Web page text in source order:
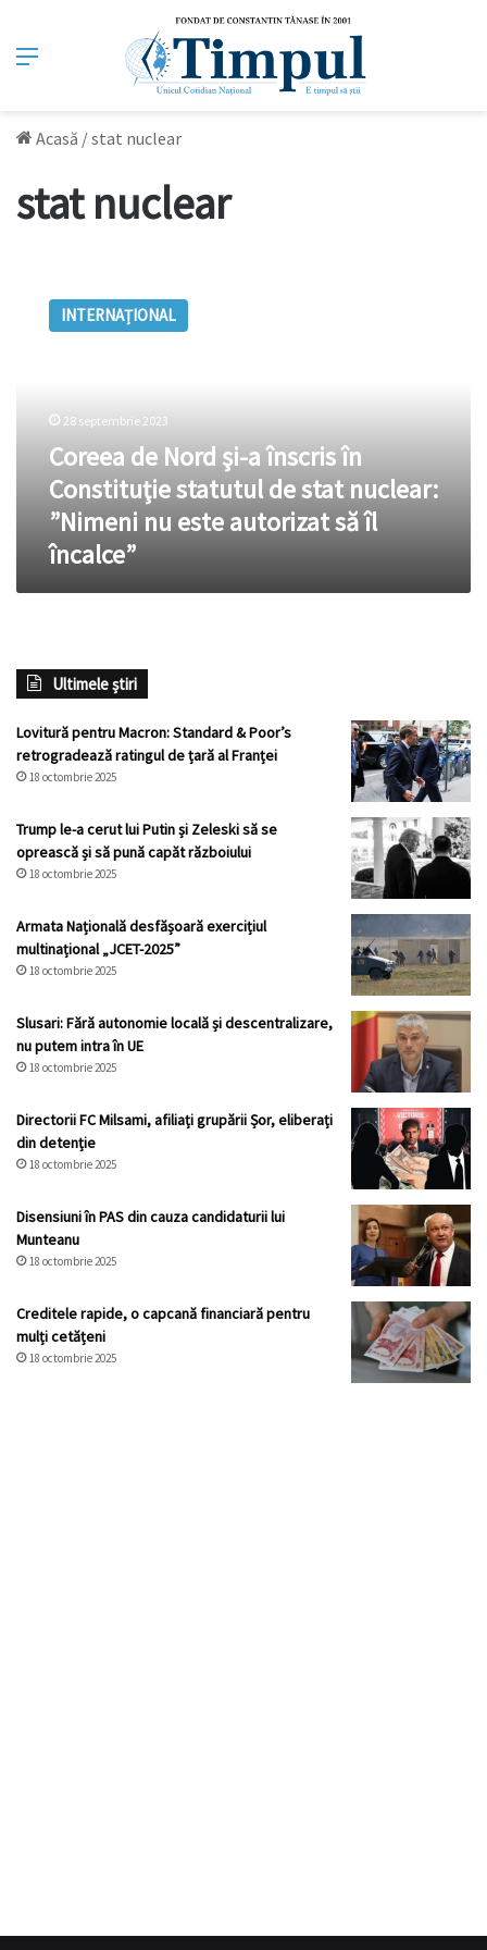
Meniu
Acasă /stat nuclear
stat nuclear
statutul
nuclear:
”Nimeni
este
îl
încalce”
INTERNAȚIONAL
28 septembrie 2023
Coreea de Nord şi-a înscris în
Constituţie statutul de stat nuclear:
”Nimeni nu este autorizat să îl
încalce”
Ultimele știri
Lovitură pentru Macron: Standard & Poor’s
retrogradează ratingul de țară al Franței
18 octombrie 2025
Trump le-a cerut lui Putin și Zeleski să se
oprească și să pună capăt războiului
18 octombrie 2025
Armata Națională desfășoară exercițiul
multinațional „JCET-2025”
18 octombrie 2025
Slusari: Fără autonomie locală și descentralizare,
nu putem intra în UE
18 octombrie 2025
Directorii FC Milsami, afiliați grupării Șor, eliberați
din detenție
18 octombrie 2025
Disensiuni în PAS din cauza candidaturii lui
Munteanu
18 octombrie 2025
Creditele rapide, o capcană financiară pentru
mulți cetățeni
18 octombrie 2025